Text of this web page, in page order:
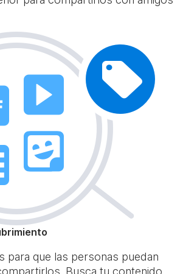
para que las personas puedan
Busca tu contenido